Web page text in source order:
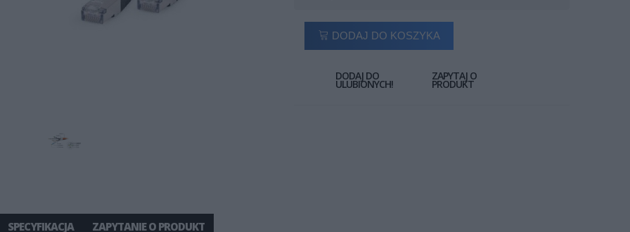
DODAJ DO KOSZYKA
DODAJ DO
ULUBIONYCH!
ZAPYTAJ O
PRODUKT
SPECYFIKACJA ZAPYTANIE O PRODUKT